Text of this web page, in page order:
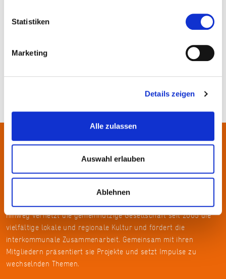
Statistiken
Marketing
Details zeigen
Alle zulassen
Auswahl erlauben
Ablehnen
In der Metropolregion FrankfurtRheinMain haben sich rund 50
Landkreise, Städte, Gemeinden und der Regionalverband zur
KulturRegion zusammen-geschlossen. Über die Ländergrenzen
hinweg vernetzt die gemeinnützige Gesellschaft seit 2005 die
vielfältige lokale und regionale Kultur und fördert die
interkommunale Zusammenarbeit. Gemeinsam mit ihren
Mitgliedern präsentiert sie Projekte und setzt Impulse zu
wechselnden Themen.